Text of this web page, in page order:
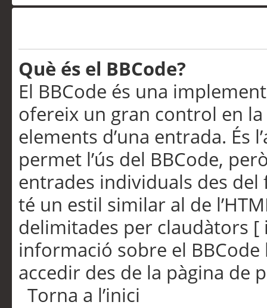
Què és el BBCode?
El BBCode és una
ofereix un gran control en
elements d’una entrada. És
permet l’ús del BBCode,
entrades individuals des
té un estil similar al de
delimitades per claudàtors [
informació sobre el
accedir des de la pàgina de
Torna a l’inici